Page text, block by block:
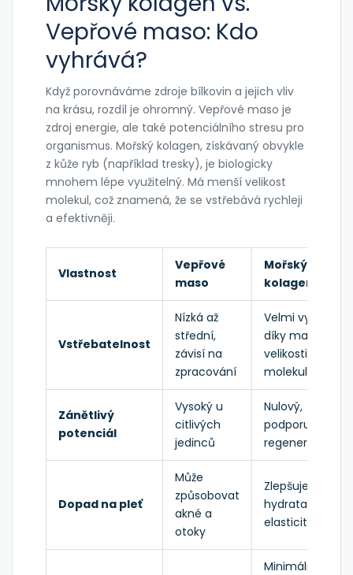
Vepřové maso: Kdo
vyhrává?
Když porovnáváme zdroje bílkovin a jejich vliv
na krásu, rozdíl je ohromný. Vepřové maso je
zdroj energie, ale také potenciálního stresu pro
organismus. Mořský kolagen, získávaný obvykle
z kůže ryb (například tresky), je biologicky
mnohem lépe využitelný. Má menší velikost
molekul, což znamená, že se vstřebává rychleji
a efektivněji.
Vlastnost
Vepřové
maso
Mořský
kolagen
Vstřebatelnost
Nízká až
střední,
závisí na
zpracování
Velmi vysoká
díky malé
velikosti
molekul
Zánětlivý
potenciál
Vysoký u
citlivých
jedinců
Nulový,
podporuje
regeneraci
Dopad na pleť
Může
způsobovat
akné a
otoky
Zlepšuje
hydrataci a
elasticitu
Minimální,